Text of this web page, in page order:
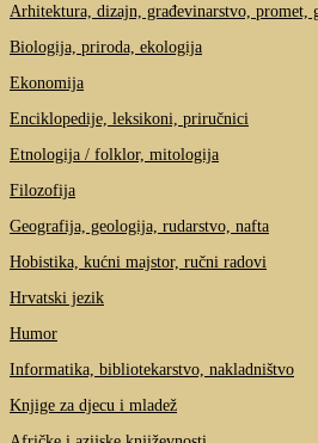
Arhitektura, dizajn, građevinarstvo, promet,
Biologija, priroda, ekologija
Ekonomija
Enciklopedije, leksikoni, priručnici
Etnologija / folklor, mitologija
Filozofija
Geografija, geologija, rudarstvo, nafta
Hobistika, kućni majstor, ručni radovi
Hrvatski jezik
Humor
Informatika, bibliotekarstvo, nakladništvo
Knjige za djecu i mladež